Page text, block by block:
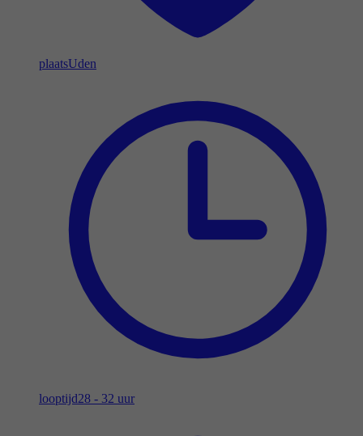
plaatsUden
looptijd28 - 32 uur